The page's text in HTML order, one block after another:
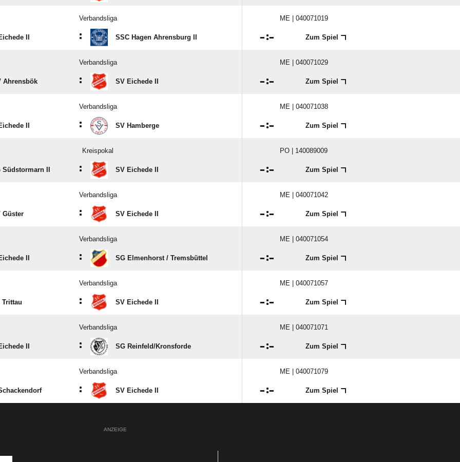
Verbandsliga ME | 040071019
II : SSC Hagen Ahrensburg II : Zum Spiel
Verbandsliga ME | 040071029
Ahrensbök : SV Eichede II : Zum Spiel
Verbandsliga ME | 040071038
II : SV Hamberge : Zum Spiel
Kreispokal PO | 140089009
Südstormarn II : SV Eichede II : Zum Spiel
Verbandsliga ME | 040071042
Güster : SV Eichede II : Zum Spiel
Verbandsliga ME | 040071054
II : SG Elmenhorst /​ Tremsbüttel : Zum Spiel
Verbandsliga ME | 040071057
Trittau : SV Eichede II : Zum Spiel
Verbandsliga ME | 040071071
II : SG Reinfeld/​Kronsforde : Zum Spiel
Verbandsliga ME | 040071079
: SV Eichede II : Zum Spiel
ANZEIGE